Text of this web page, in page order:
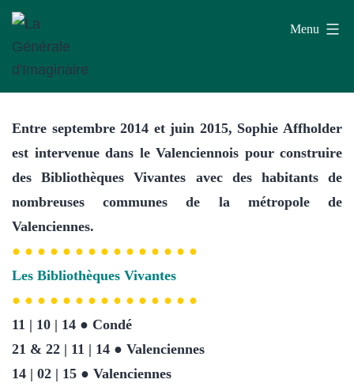
Aller
contenu
Générale
d'Imaginaire
Menu
Entre septembre 2014 et juin 2015, Sophie Affholder
est intervenue dans le Valenciennois pour construire
des Bibliothèques Vivantes avec des habitants de
nombreuses communes de la métropole de
Valenciennes.
● ● ● ● ● ● ● ● ● ● ● ● ● ● ●
Les Bibliothèques Vivantes
● ● ● ● ● ● ● ● ● ● ● ● ● ● ●
11 | 10 | 14 ● Condé
21 & 22 | 11 | 14 ● Valenciennes
14 | 02 | 15 ● Valenciennes